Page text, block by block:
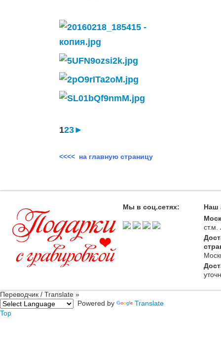
123►
<<<< на главную страницу
Мы в соц.сетях:
Наш
ст.м.
Переводчик / Translate »
Powered by
Translate
Top